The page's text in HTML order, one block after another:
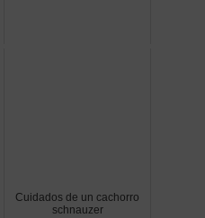
Cuidados de un cachorro
schnauzer